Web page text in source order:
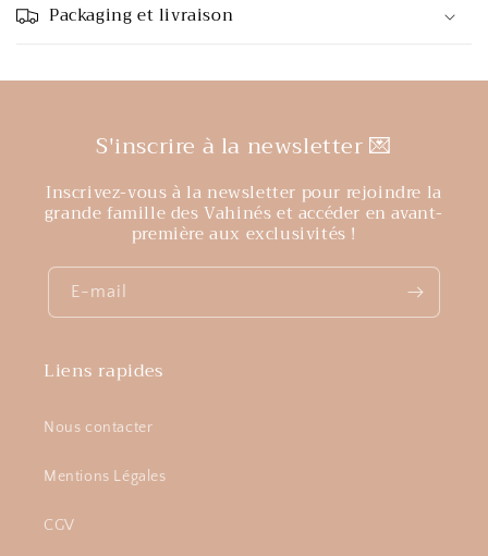
Packaging et livraison
S'inscrire à la newsletter 💌
Inscrivez-vous à la newsletter pour rejoindre la
grande famille des Vahinés et accéder en avant-
première aux exclusivités !
E-mail
Liens rapides
Nous contacter
Mentions Légales
CGV